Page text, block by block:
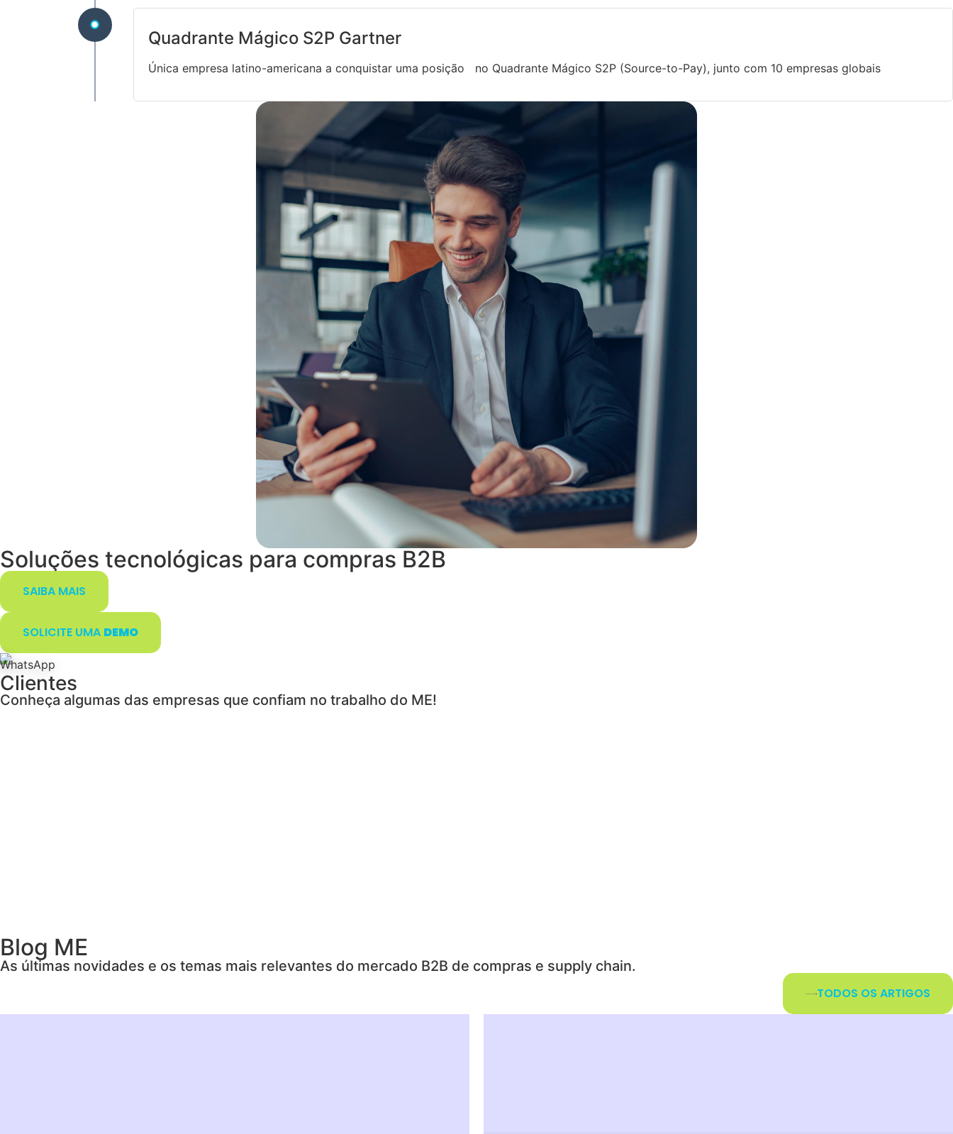
Quadrante Mágico S2P Gartner
Única empresa latino-americana a conquistar uma posição no Quadrante Mágico S2P (Source-to-Pay), junto com 10 empresas globais
Soluções tecnológicas para compras B2B
SAIBA MAIS
SOLICITE UMA DEMO
Clientes
Conheça algumas das empresas que confiam no trabalho do ME!
Blog ME
As últimas novidades e os temas mais relevantes do mercado B2B de compras e supply chain.
TODOS OS ARTIGOS